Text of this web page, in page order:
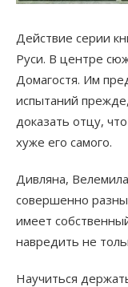
Действие серии
Руси. В центре
Домагостя. Им
испытаний
доказать отцу,
хуже его самого.
Дивляна,
совершенно
имеет
навредить не
Научиться